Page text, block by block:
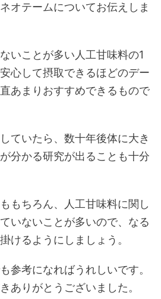
オテームについてお伝えしま
いことが多い人工甘味料の1
心して摂取できるほどのデー
あまりおすすめできるもので
ていたら、数十年後体に大き
分かる研究が出ることも十分
もちろん、人工甘味料に関し
いないことが多いので、なる
けるようにしましょう。
参考になればうれしいです。
ありがとうございました。